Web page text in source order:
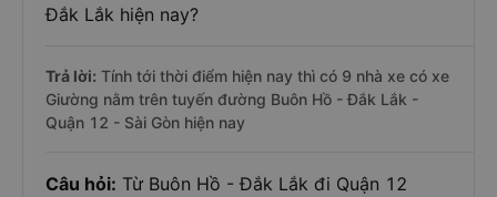
Đắk Lắk hiện nay?
Trả lời: Tính tới thời điểm hiện nay thì có 9 nhà xe có xe
Giường nằm trên tuyến đường Buôn Hồ - Đắk Lắk -
Quận 12 - Sài Gòn hiện nay
Câu hỏi: Từ Buôn Hồ - Đắk Lắk đi Quận 12